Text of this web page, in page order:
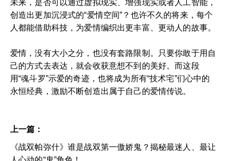
未来，是否可以通过虚拟现实、增强现实或者人工智能，
创造出更加沉浸式的“爱情空间”？也许不久的将来，每个
人都能借助科技，为爱情编织出更丰富、更动人的故事。
爱情，没有大小之分，也没有套路限制。只要你敢于用自
己的方式去表达，就会收获意想不到的美好。而这段
用“魂斗罗”示爱的奇迹，也将成为所有“技术宅”们心中的
永恒经典，激励不断创造出属于自己的爱情传说。
上一篇：
《战双帕弥什》谁是战双第一傲娇鬼？揭秘最迷人、最让